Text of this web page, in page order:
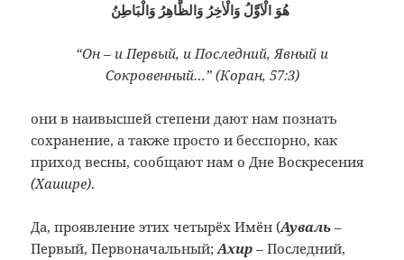
هُوَ الْاَوَّلُ وَالْاٰخِرُ وَالظَّاهِرُ وَالْبَاطِنُ
“Он – и Первый, и Последний, Явный и
Сокровенный…” (Коран, 57:3)
они в наивысшей степени дают нам познать
сохранение, а также просто и бесспорно, как
приход весны, сообщают нам о Дне Воскресения
(Хашире).
Да, проявление этих четырёх Имён (Ауваль –
Первый, Первоначальный; Ахир – Последний,